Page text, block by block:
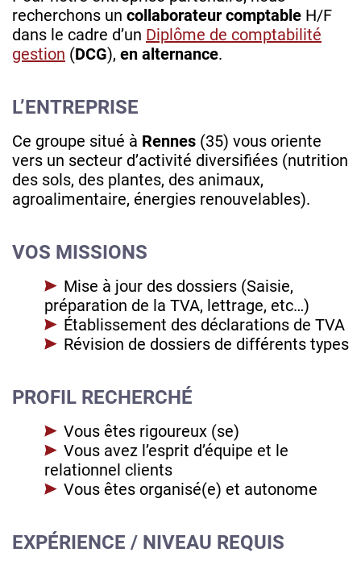
recherchons un collaborateur comptable H/F
dans le cadre d’un Diplôme de comptabilité
gestion (DCG), en alternance.
L’ENTREPRISE
Ce groupe situé à Rennes (35) vous oriente
vers un secteur d’activité diversifiées (nutrition
des sols, des plantes, des animaux,
agroalimentaire, énergies renouvelables).
VOS MISSIONS
Mise à jour des dossiers (Saisie,
préparation de la TVA, lettrage, etc…)
Établissement des déclarations de TVA
Révision de dossiers de différents types
PROFIL RECHERCHÉ
Vous êtes rigoureux (se)
Vous avez l’esprit d’équipe et le
relationnel clients
Vous êtes organisé(e) et autonome
EXPÉRIENCE / NIVEAU REQUIS